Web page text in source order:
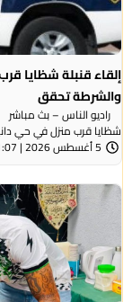
إلقاء قنبلة شظايا
والشرطة تحقق
راديو الناس – بث مباشر
شظايا قرب منزل في حي دانيا
5 أغسطس 2026 | 1:07 مساءً